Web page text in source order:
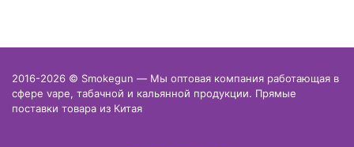
2016-2026 © Smokegun — Мы оптовая компания работающая в
сфере vape, табачной и кальянной продукции. Прямые
поставки товара из Китая